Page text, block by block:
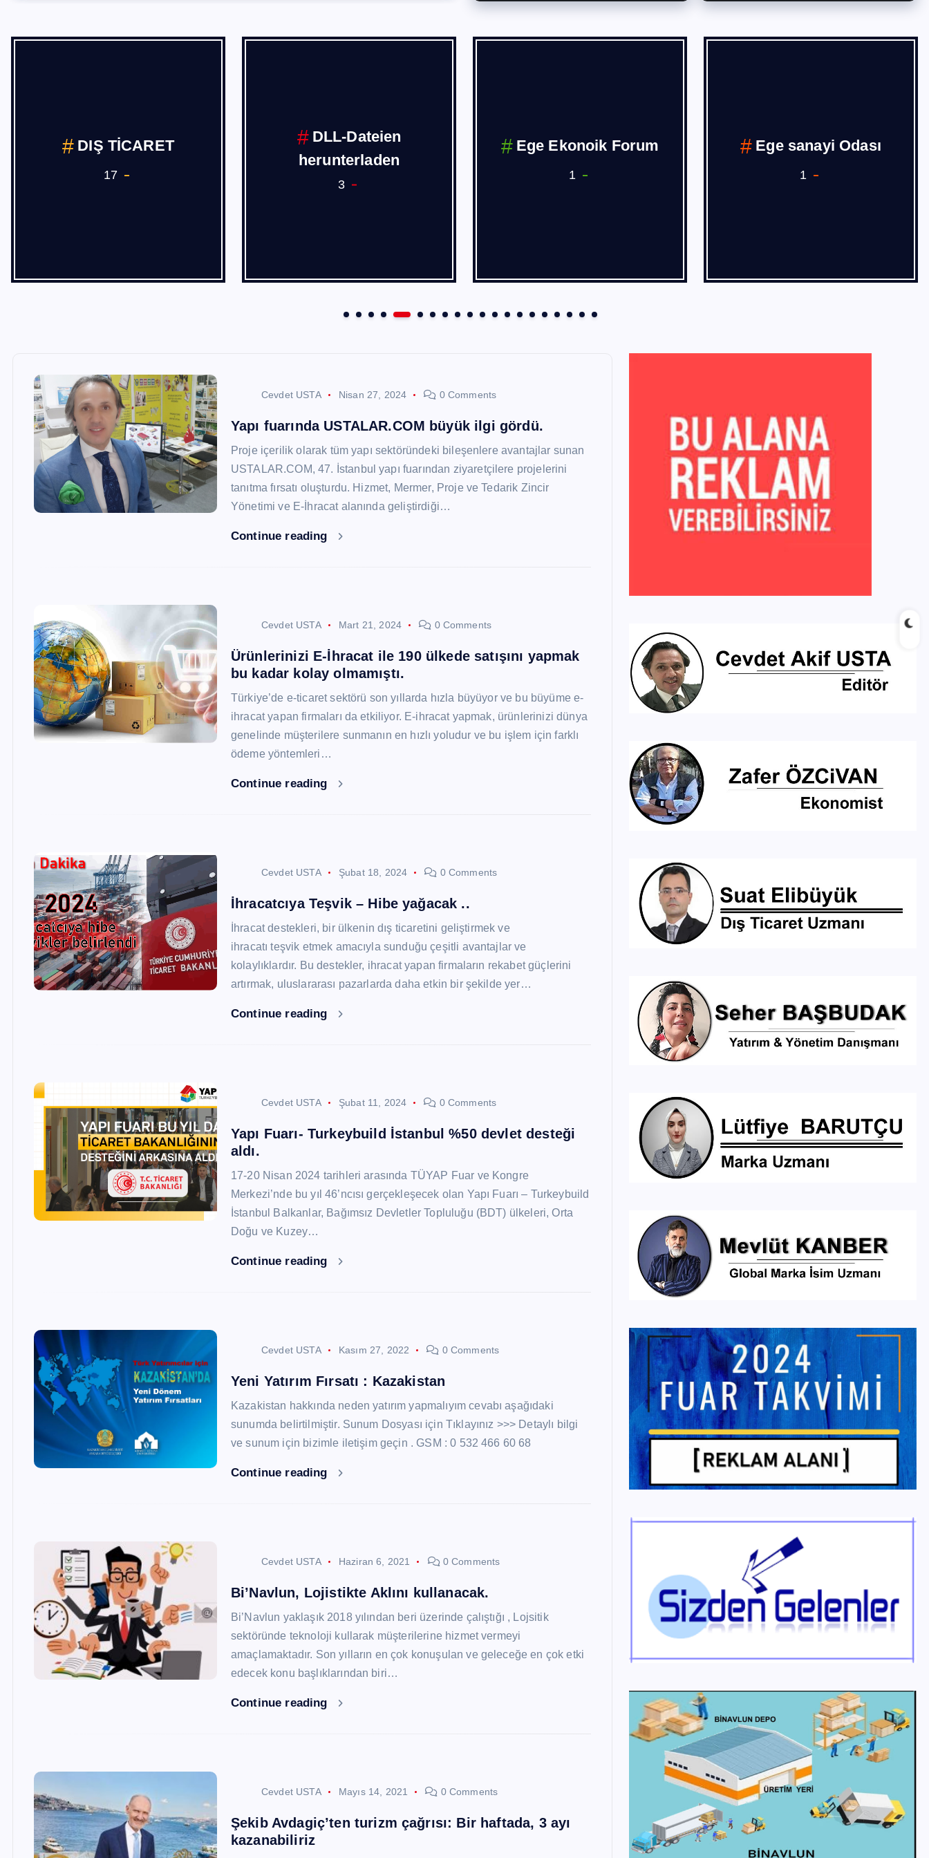
DIŞ TİCARET
17
DLL-Dateien
herunterladen
3
Ege Ekonoik Forum
1
Ege sanayi Odası
1
Cevdet USTA Nisan 27, 2024 0 Comments
Yapı fuarında USTALAR.COM büyük ilgi gördü.
Proje içerilik olarak tüm yapı sektöründeki bileşenlere avantajlar sunan
USTALAR.COM, 47. İstanbul yapı fuarından ziyaretçilere projelerini
tanıtma fırsatı oluşturdu. Hizmet, Mermer, Proje ve Tedarik Zincir
Yönetimi ve E-İhracat alanında geliştirdiği…
Continue reading
Cevdet USTA Mart 21, 2024 0 Comments
Ürünlerinizi E-İhracat ile 190 ülkede satışını yapmak
bu kadar kolay olmamıştı.
Türkiye’de e-ticaret sektörü son yıllarda hızla büyüyor ve bu büyüme e-
ihracat yapan firmaları da etkiliyor. E-ihracat yapmak, ürünlerinizi dünya
genelinde müşterilere sunmanın en hızlı yoludur ve bu işlem için farklı
ödeme yöntemleri…
Continue reading
Cevdet USTA Şubat 18, 2024 0 Comments
İhracatcıya Teşvik – Hibe yağacak ..
İhracat destekleri, bir ülkenin dış ticaretini geliştirmek ve
ihracatı teşvik etmek amacıyla sunduğu çeşitli avantajlar ve
kolaylıklardır. Bu destekler, ihracat yapan firmaların rekabet güçlerini
artırmak, uluslararası pazarlarda daha etkin bir şekilde yer…
Continue reading
Cevdet USTA Şubat 11, 2024 0 Comments
Yapı Fuarı- Turkeybuild İstanbul %50 devlet desteği
aldı.
17-20 Nisan 2024 tarihleri arasında TÜYAP Fuar ve Kongre
Merkezi’nde bu yıl 46’ncısı gerçekleşecek olan Yapı Fuarı – Turkeybuild
İstanbul Balkanlar, Bağımsız Devletler Topluluğu (BDT) ülkeleri, Orta
Doğu ve Kuzey…
Continue reading
Cevdet USTA Kasım 27, 2022 0 Comments
Yeni Yatırım Fırsatı : Kazakistan
Kazakistan hakkında neden yatırım yapmalıyım cevabı aşağıdaki
sunumda belirtilmiştir. Sunum Dosyası için Tıklayınız >>> Detaylı bilgi
ve sunum için bizimle iletişim geçin . GSM : 0 532 466 60 68
Continue reading
Cevdet USTA Haziran 6, 2021 0 Comments
Bi’Navlun, Lojistikte Aklını kullanacak.
Bi’Navlun yaklaşık 2018 yılından beri üzerinde çalıştığı , Lojsitik
sektöründe teknoloji kullarak müşterilerine hizmet vermeyi
amaçlamaktadır. Son yılların en çok konuşulan ve geleceğe en çok etki
edecek konu başlıklarından biri…
Continue reading
Cevdet USTA Mayıs 14, 2021 0 Comments
Şekib Avdagiç’ten turizm çağrısı: Bir haftada, 3 ayı
kazanabiliriz